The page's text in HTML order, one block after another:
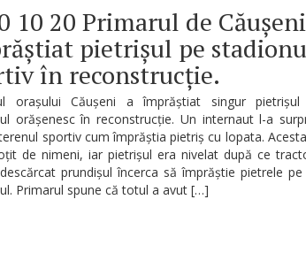
10 20 Primarul de
pietrișul pe
în reconstrucție.
orașului Căușeni a împrăștiat singur
orășenesc în reconstrucție. Un internaut l-a
sportiv cum împrăștia pietriș cu lopata.
de nimeni, iar pietrișul era nivelat după ce
prundișul încerca să împrăștie pietrele
Primarul spune că totul a avut […]